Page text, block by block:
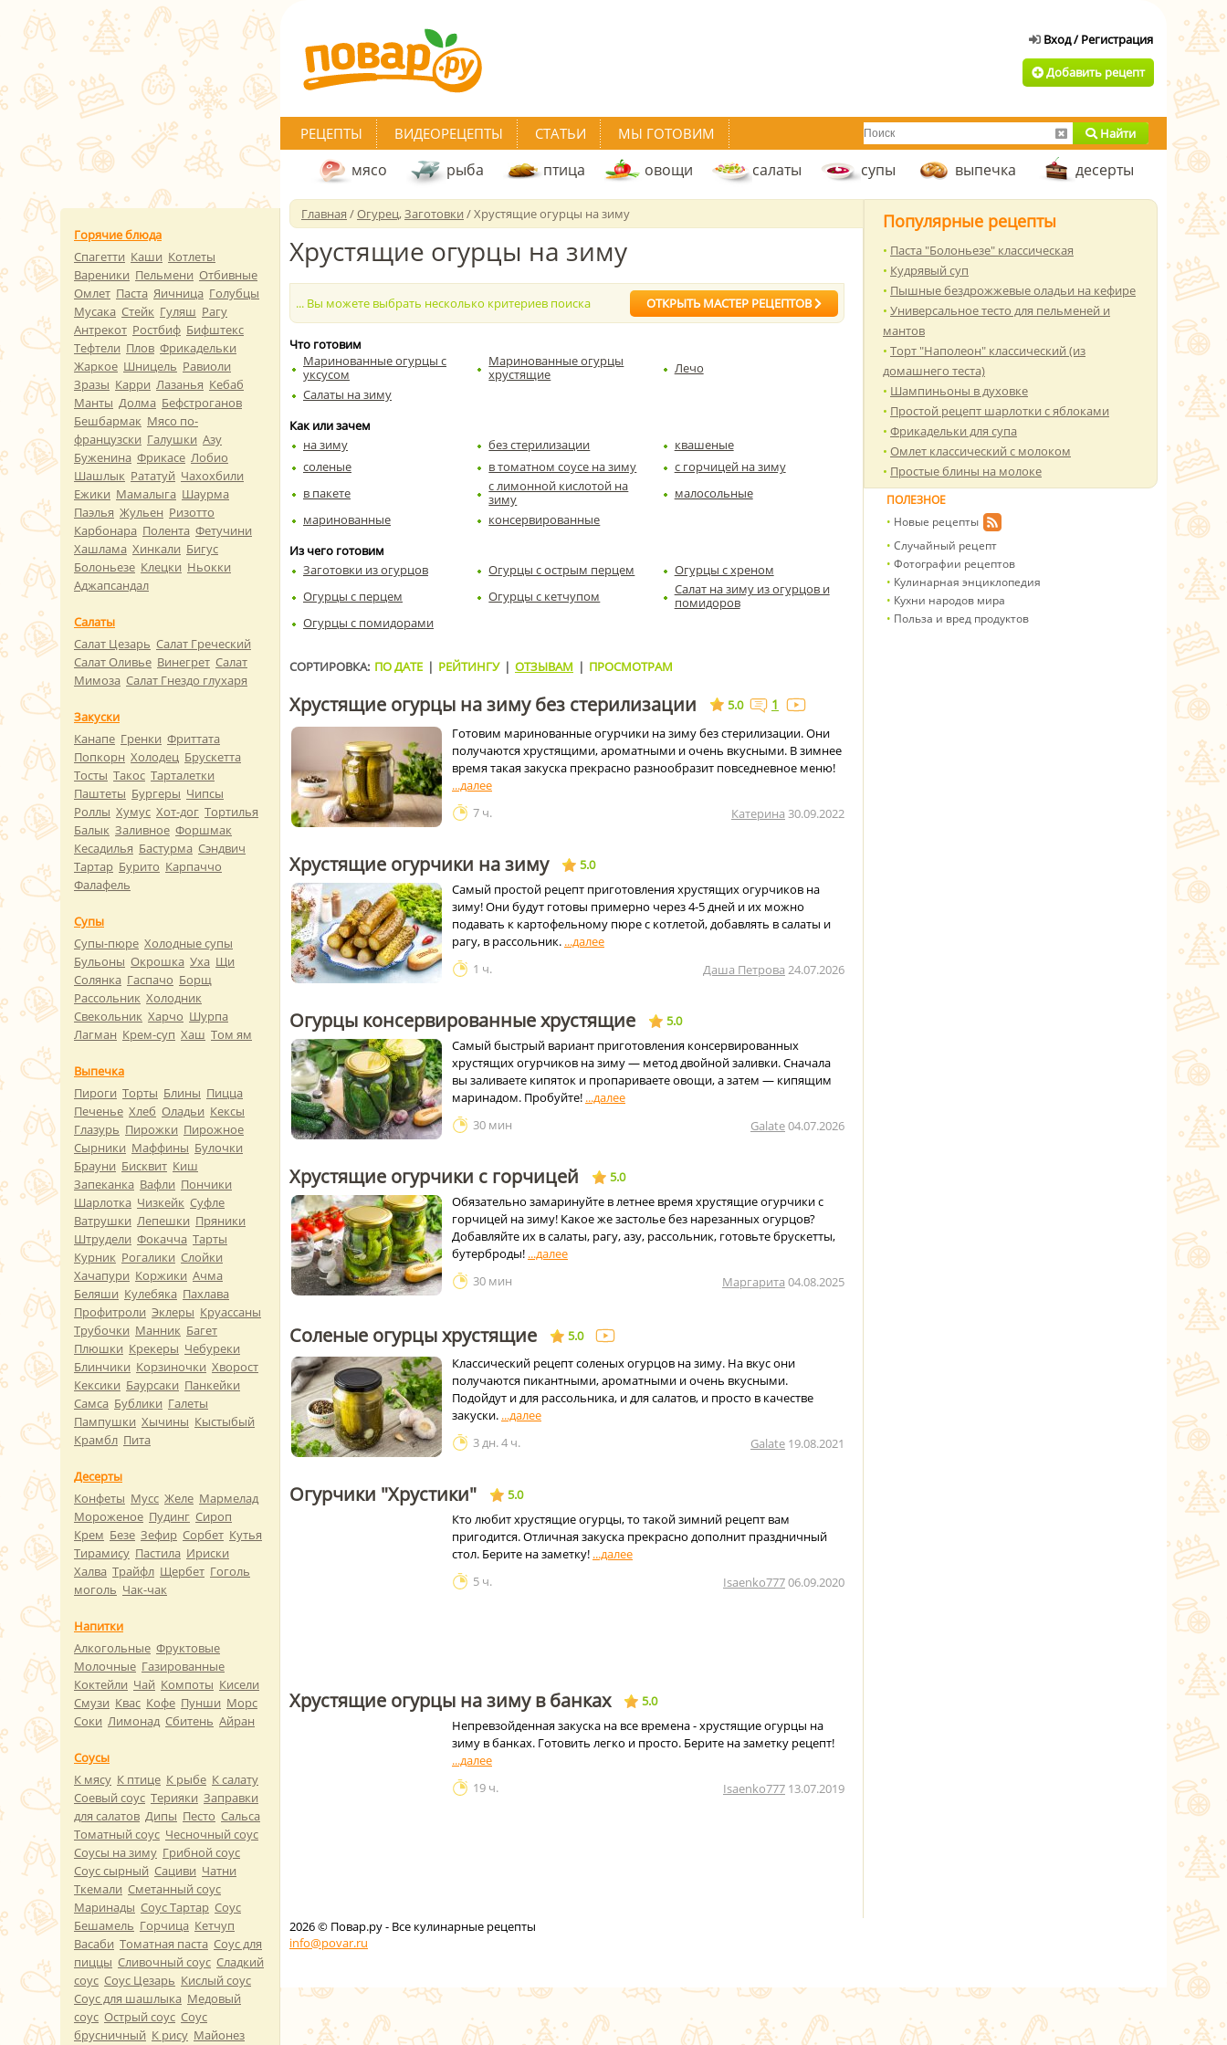
Добавить рецепт
РЕЦЕПТЫ ВИДЕОРЕЦЕПТЫ СТАТЬИ МЫ ГОТОВИМ Найти
мясо рыба птица овощи салаты супы выпечка десерты
Главная /Огурец,Заготовки / Хрустящие огурцы на зиму
Хрустящие огурцы на зиму
... Вы можете выбрать несколько критериев поиска ОТКРЫТЬ МАСТЕР РЕЦЕПТОВ
Что готовим
Маринованные огурцы с
уксусом
Маринованные огурцы
хрустящие
Лечо
Салаты на зиму
Как или зачем
на зиму
без стерилизации
квашеные
соленые
в томатном соусе на зиму
с горчицей на зиму
в пакете
с лимонной кислотой на
зиму
малосольные
маринованные
консервированные
Из чего готовим
Заготовки из огурцов
Огурцы с острым перцем
Огурцы с хреном
Огурцы с перцем
Огурцы с кетчупом
Салат на зиму из огурцов и
помидоров
Огурцы с помидорами
СОРТИРОВКА: ПО ДАТЕ | РЕЙТИНГУ | ОТЗЫВАМ | ПРОСМОТРАМ
Хрустящие огурцы на зиму без стерилизации 5.0 1
Готовим маринованные огурчики на зиму без стерилизации. Они
получаются хрустящими, ароматными и очень вкусными. В зимнее
время такая закуска прекрасно разнообразит повседневное меню!
7 ч. Катерина 30.09.2022
Хрустящие огурчики на зиму
5.0
Самый простой рецепт приготовления хрустящих огурчиков на
зиму! Они будут готовы примерно через 4-5 дней и их можно
подавать к картофельному пюре с котлетой, добавлять в салаты и
рагу, в рассольник.
1 ч.
Даша Петрова 24.07.2026
Огурцы консервированные хрустящие
5.0
Самый быстрый вариант приготовления консервированных
хрустящих огурчиков на зиму — метод двойной заливки. Сначала
вы заливаете кипяток и пропариваете овощи, а затем — кипящим
маринадом. Пробуйте!
30 мин
Galate04.07.2026
Хрустящие огурчики с горчицей
5.0
Обязательно замаринуйте в летнее время хрустящие огурчики с
горчицей на зиму! Какое же застолье без нарезанных огурцов?
Добавляйте их в салаты, рагу, азу, рассольник, готовьте брускетты,
бутерброды!
30 мин
Маргарита 04.08.2025
Соленые огурцы хрустящие
5.0
Классический рецепт соленых огурцов на зиму. На вкус они
получаются пикантными, ароматными и очень вкусными.
Подойдут и для рассольника, и для салатов, и просто в качестве
закуски.
3 дн. 4 ч.
Galate 19.08.2021
Огурчики "Хрустики"
5.0
Кто любит хрустящие огурцы, то такой зимний рецепт вам
пригодится. Отличная закуска прекрасно дополнит праздничный
стол. Берите на заметку!
5 ч.
Isaenko77706.09.2020
Хрустящие огурцы на зиму в банках
5.0
Непревзойденная закуска на все времена - хрустящие огурцы на
зиму в банках. Готовить легко и просто. Берите на заметку рецепт!
19 ч. Isaenko777 13.07.2019
Популярные рецепты
Паста "Болоньезе" классическая
Кудрявый суп
Пышные бездрожжевые оладьи на кефире
Универсальное тесто для пельменей и
мантов
Торт "Наполеон" классический (из
домашнего теста)
Шампиньоны в духовке
Простой рецепт шарлотки с яблоками
Фрикадельки для супа
Омлет классический с молоком
Простые блины на молоке
ПОЛЕЗНОЕ
Новые рецепты
Случайный рецепт
Фотографии рецептов
Кулинарная энциклопедия
Кухни народов мира
Польза и вред продуктов
2026© Повар.ру - Все кулинарные рецепты
info@povar.ru
Горячие блюда
Спагетти Каши Котлеты
Вареники Пельмени Отбивные
Омлет Паста Яичница Голубцы
Мусака Стейк Гуляш Рагу
Антрекот Ростбиф Бифштекс
Тефтели Плов Фрикадельки
Жаркое Шницель Равиоли
Зразы Карри Лазанья Кебаб
Манты Долма Бефстроганов
Бешбармак Мясо по-
французски Галушки Азу
Буженина Фрикасе Лобио
Шашлык Рататуй Чахохбили
Ежики Мамалыга Шаурма
Паэлья Жульен Ризотто
Карбонара Полента Фетучини
Хашлама Хинкали Бигус
Болоньезе Клецки Ньокки
Аджапсандал
Салаты
Салат Цезарь Салат Греческий
Салат Оливье Винегрет Салат
Мимоза Салат Гнездо глухаря
Закуски
Канапе Гренки Фриттата
Попкорн Холодец Брускетта
Тосты Такос Тарталетки
Паштеты Бургеры Чипсы
Роллы Хумус Хот-дог Тортилья
Балык Заливное Форшмак
Кесадилья Бастурма Сэндвич
Тартар Бурито Карпаччо
Фалафель
Супы
Супы-пюре Холодные супы
Бульоны Окрошка Уха Щи
Солянка Гаспачо Борщ
Рассольник Холодник
Свекольник Харчо Шурпа
Лагман Крем-суп Хаш Том ям
Выпечка
Пироги Торты Блины Пицца
Печенье Хлеб Оладьи Кексы
Глазурь Пирожки Пирожное
Сырники Маффины Булочки
Брауни Бисквит Киш
Запеканка Вафли Пончики
Шарлотка Чизкейк Суфле
Ватрушки Лепешки Пряники
Штрудели Фокачча Тарты
Курник Рогалики Слойки
Хачапури Коржики Ачма
Беляши Кулебяка Пахлава
Профитроли Эклеры Круассаны
Трубочки Манник Багет
Плюшки Крекеры Чебуреки
Блинчики Корзиночки Хворост
Кексики Баурсаки Панкейки
Самса Бублики Галеты
Пампушки Хычины Кыстыбый
Крамбл Пита
Десерты
Конфеты Мусс Желе Мармелад
Мороженое Пудинг Сироп
Крем Безе Зефир Сорбет Кутья
Тирамису Пастила Ириски
Халва Трайфл Щербет Гоголь
моголь Чак-чак
Напитки
Алкогольные Фруктовые
Молочные Газированные
Коктейли Чай Компоты Кисели
Смузи Квас Кофе Пунши Морс
Соки Лимонад Сбитень Айран
Соусы
К мясу К птице К рыбе К салату
Соевый соус Терияки Заправки
для салатов Дипы Песто Сальса
Томатный соус Чесночный соус
Соусы на зиму Грибной соус
Соус сырный Сациви Чатни
Ткемали Сметанный соус
Маринады Соус Тартар Соус
Бешамель Горчица Кетчуп
Васаби Томатная паста Соус для
пиццы Сливочный соус Сладкий
соус Соус Цезарь Кислый соус
Соус для шашлыка Медовый
соус Острый соус Соус
брусничный К рису Майонез